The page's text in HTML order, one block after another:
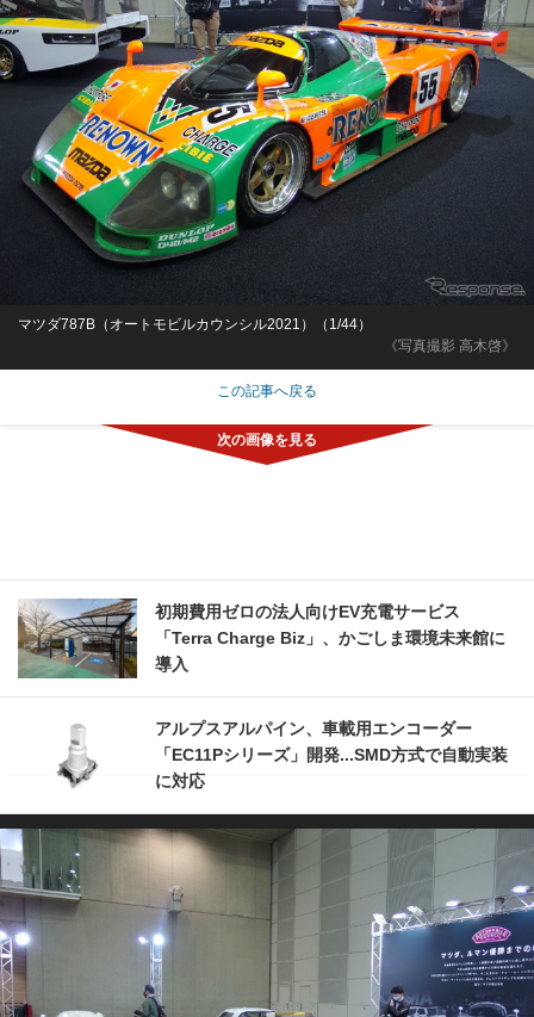
《写真撮影 高木啓》
マツダ787B（オートモビルカウンシル2021）（1/44）
この記事へ戻る
初期費用ゼロの法人向けEV充電サービス
「Terra Charge Biz」、かごしま環境未来館に
導入
アルプスアルパイン、車載用エンコーダー
「EC11Pシリーズ」開発...SMD方式で自動実装
に対応